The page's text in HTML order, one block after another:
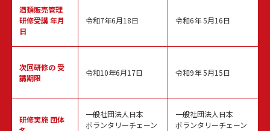
酒類販売管理
研修受講 年月
日
次回研修の受
講期限
研修実施 団体
令和7年6月18日
令和10年6月17日
一般社団法人日本
ボランタリーチェーン
令和6年 5月16日
令和9年 5月15日
一般社団法人日本
ボランタリーチェーン